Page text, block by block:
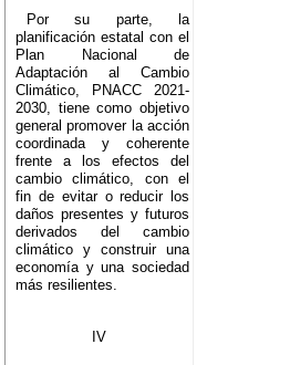
Por su parte, la
planificación estatal con el
Plan Nacional de
Adaptación al Cambio
Climático, PNACC 2021-
2030, tiene como objetivo
general promover la acción
coordinada y coherente
frente a los efectos del
cambio climático, con el
fin de evitar o reducir los
daños presentes y futuros
derivados del cambio
climático y construir una
economía y una sociedad
más resilientes.
IV